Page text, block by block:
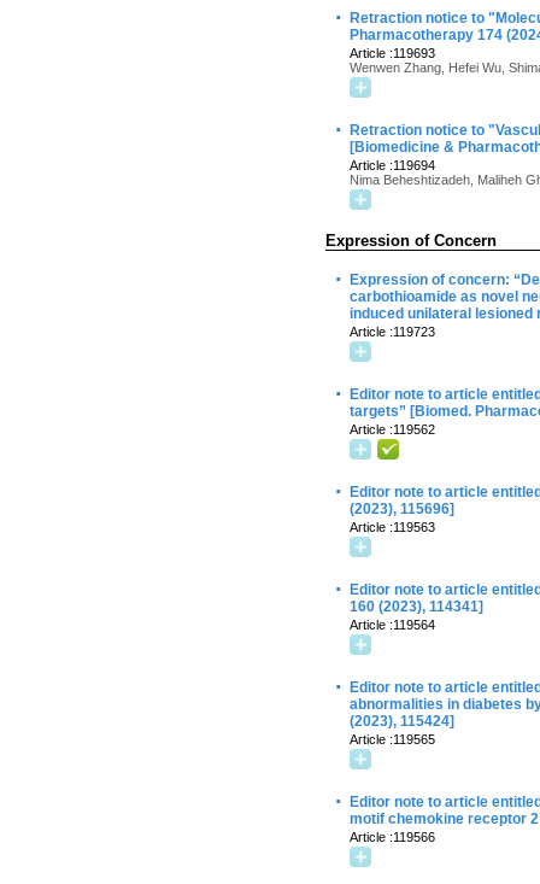
·
Retraction notice to
Pharmacotherapy 174
Article :119693
Wenwen Zhang, Hefei Wu,
·
Retraction notice to
[Biomedicine &
Article :119694
Nima Beheshtizadeh, Maliheh
Expression of Concern
·
Expression of concern:
carbothioamide as novel
induced unilateral lesioned
Article :119723
·
Editor note to article
targets” [Biomed.
Article :119562
·
Editor note to article
(2023), 115696]
Article :119563
·
Editor note to article
160 (2023), 114341]
Article :119564
·
Editor note to article
abnormalities in diabetes
(2023), 115424]
Article :119565
·
Editor note to article
motif chemokine receptor
Article :119566